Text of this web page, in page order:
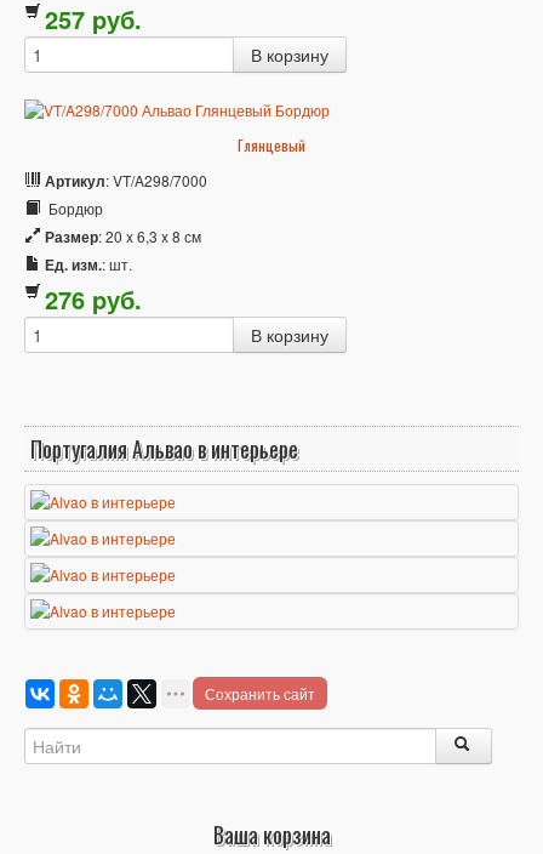
257 pуб.
Глянцевый
Артикул: VT/A298/7000
Бордюр
Размер: 20 x 6,3 x 8 см
Ед. изм.: шт.
276 pуб.
Португалия Альвао в интерьере
Сохранить сайт
Ваша корзина